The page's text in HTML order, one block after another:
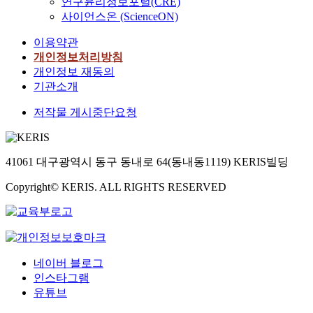
사이언스온 (ScienceON)
이용약관
개인정보처리방침
개인정보 재동의
기관소개
저작물 게시중단요청
41061 대구광역시 동구 동내로 64(동내동1119) KERIS빌딩
Copyright© KERIS. ALL RIGHTS RESERVED
네이버 블로그
인스타그램
유튜브